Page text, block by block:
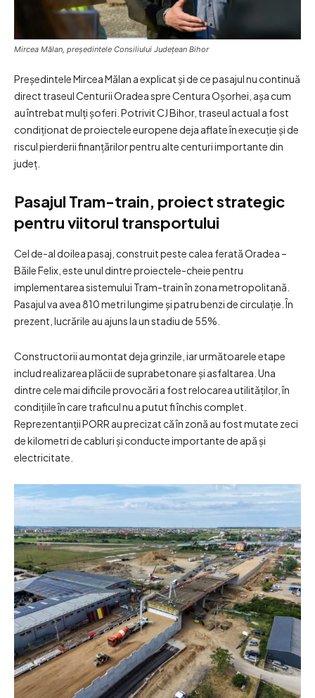
Mircea Mălan, președintele Consiliului Județean Bihor
Președintele Mircea Mălan a explicat și de ce pasajul nu continuă
direct traseul Centurii Oradea spre Centura Oșorhei, așa cum
au întrebat mulți șoferi. Potrivit CJ Bihor, traseul actual a fost
condiționat de proiectele europene deja aflate în execuție și de
riscul pierderii finanțărilor pentru alte centuri importante din
județ.
Pasajul Tram-train, proiect strategic
pentru viitorul transportului
Cel de-al doilea pasaj, construit peste calea ferată Oradea –
Băile Felix, este unul dintre proiectele-cheie pentru
implementarea sistemului Tram-train în zona metropolitană.
Pasajul va avea 810 metri lungime și patru benzi de circulație. În
prezent, lucrările au ajuns la un stadiu de 55%.
Constructorii au montat deja grinzile, iar următoarele etape
includ realizarea plăcii de suprabetonare și asfaltarea. Una
dintre cele mai dificile provocări a fost relocarea utilităților, în
condițiile în care traficul nu a putut fi închis complet.
Reprezentanții PORR au precizat că în zonă au fost mutate zeci
de kilometri de cabluri și conducte importante de apă și
electricitate.